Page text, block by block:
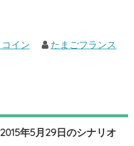
イン たまごフランス
年5月29日のシナリオ